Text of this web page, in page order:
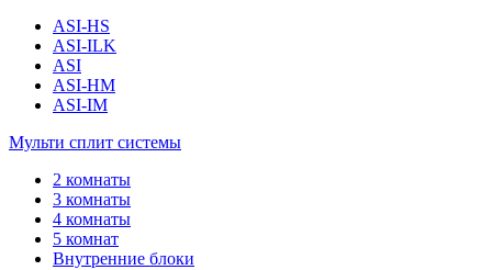
ASI-HS
ASI-ILK
ASI
ASI-HM
ASI-IM
Мульти сплит системы
2 комнаты
3 комнаты
4 комнаты
5 комнат
Внутренние блоки